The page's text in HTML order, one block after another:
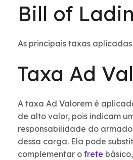
Bill of
As principais taxas
Taxa Ad
A taxa Ad Valorem é
de alto valor, pois indicam
responsabilidade do
dessa carga. Ela pode
complementar o frete